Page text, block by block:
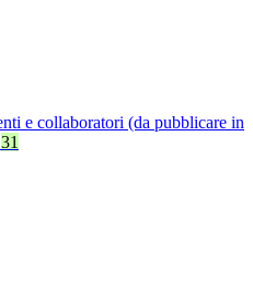
e collaboratori (da pubblicare in
31